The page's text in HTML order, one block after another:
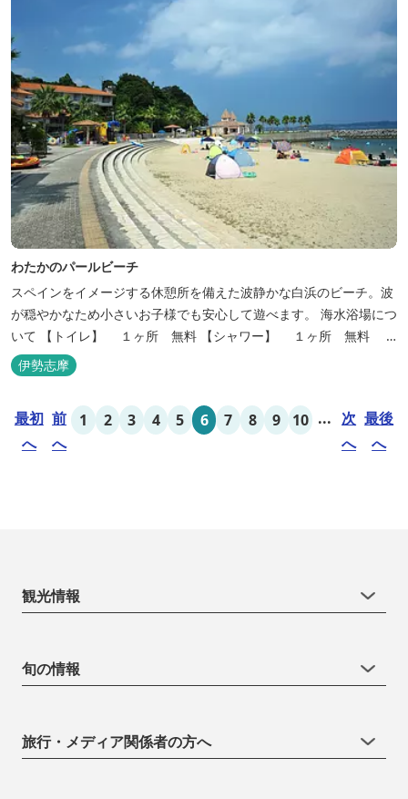
わたかのパールビーチ
スペインをイメージする休憩所を備えた波静かな白浜のビーチ。波
が穏やかなため小さいお子様でも安心して遊べます。 海水浴場につ
いて 【トイレ】 １ヶ所 無料 【シャワー】 １ヶ所 無料
三重県おすすめ海水浴場ビーチ特集はこちら！【2025年最新】
伊勢志摩
最初
へ
前
へ
1 2 3 4 5 6 7 8 9 10 ... 次
へ
最後
へ
観光情報
旬の情報
旅行・メディア関係者の方へ